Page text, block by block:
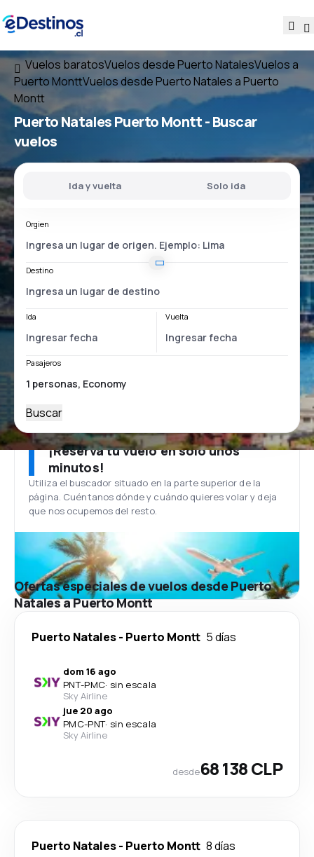
Vuelos baratosVuelos desde Puerto NatalesVuelos a
Puerto MonttVuelos desde Puerto Natales a Puerto
Montt
Puerto Natales Puerto Montt- Buscar
vuelos
Ida y vuelta Solo ida
Orgien
Destino
Ida Vuelta
Pasajeros
Buscar
¡Reserva tu vuelo en solo unos
minutos!
Utiliza el buscador situado en la parte superior de la
página. Cuéntanos dónde y cuándo quieres volar y deja
que nos ocupemos del resto.
Ofertas especiales de vuelos desde Puerto
Natales a Puerto Montt
Puerto Natales- Puerto Montt 5 días
dom 16 ago
PNT-PMC· sin escala
Sky Airline
jue 20 ago
PMC-PNT· sin escala
Sky Airline
desde68 138 CLP
Puerto Natales- Puerto Montt 8 días